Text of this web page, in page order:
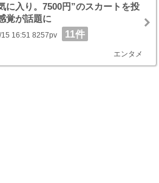
に入り。7500円”のスカートを投
覚が話題に
16:51 8257pv 11件
エンタメ